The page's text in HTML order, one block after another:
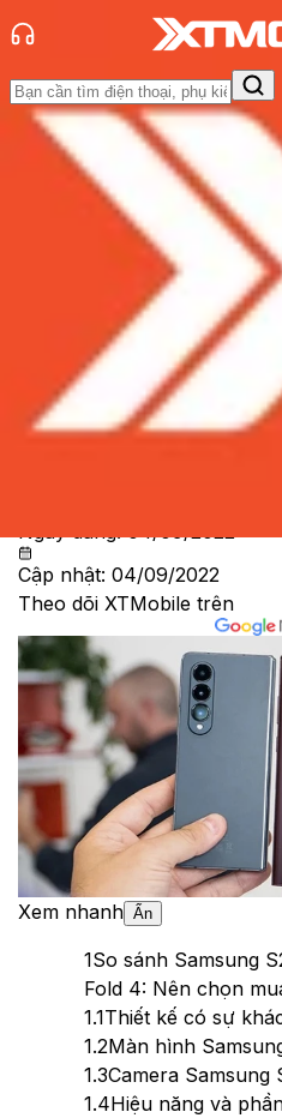
Trang chủ
Tin tức
So Sánh
Đánh Giá - Trên Tay
Hỏi đáp App -
hàng - Sự kiện
So sánh Samsung
Samsung Z
liệu có đá nhau?
Ngày đăng:04/09/2022
Cập nhật: 04/09/2022
Theo dõi XTMobile trên
Xem nhanh Ẩn
1So sánh Samsung
Fold 4: Nên chọn
1.1Thiết kế có sự
1.2Màn hình
1.3Camera Samsung
1.4Hiệu năng và